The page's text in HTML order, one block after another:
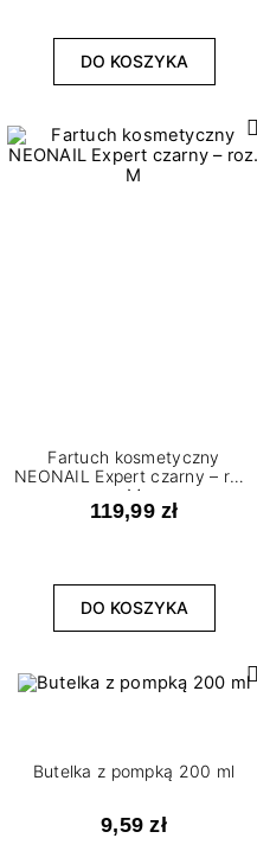
DO KOSZYKA
Fartuch kosmetyczny
NEONAIL Expert czarny – roz.
M
119,99 zł
DO KOSZYKA
Butelka z pompką 200 ml
9,59 zł